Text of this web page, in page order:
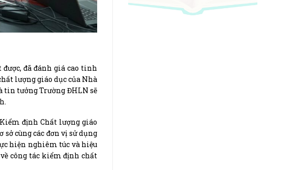
đã đánh giá cao tinh
lượng giáo dục của Nhà
tin tưởng Trường ĐHLN sẽ
định Chất lượng giáo
cùng các đơn vị sử dụng
hiện nghiêm túc và hiệu
công tác kiểm định chất